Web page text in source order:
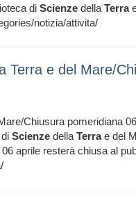
di Scienze della Terra
notizia/attivita/
Terra e del Mare/
Chiusura pomeridiana
Scienze della Terrae del
aprile resterà chiusa al